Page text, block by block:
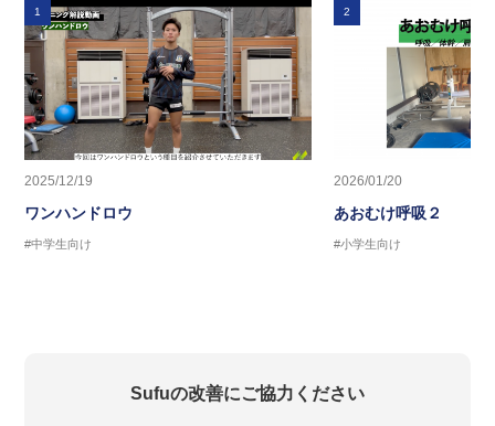
1
2025/12/19
ワンハンドロウ
#中学生向け
2
2026/01/20
あおむけ呼吸２
#小学生向け
Sufuの改善にご協力ください